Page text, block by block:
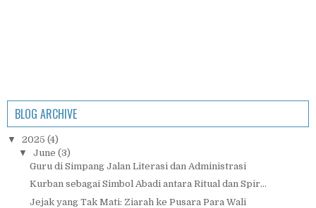
BLOG ARCHIVE
▼ 2025 (4)
▼ June (3)
Guru di Simpang Jalan Literasi dan Administrasi
Kurban sebagai Simbol Abadi antara Ritual dan Spir...
Jejak yang Tak Mati: Ziarah ke Pusara Para Wali